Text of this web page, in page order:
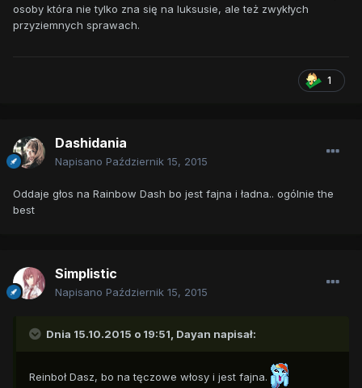
osoby która nie tylko zna się na luksusie, ale też zwykłych
przyziemnych sprawach.
1
Dashidania
Napisano Październik 15, 2015
Oddaje głos na Rainbow Dash bo jest fajna i ładna.. ogólnie the
best
Simplistic
Napisano Październik 15, 2015
Dnia 15.10.2015 o 19:51, Dayan napisał:
Reinboł Dasz, bo na tęczowe włosy i jest fajna.